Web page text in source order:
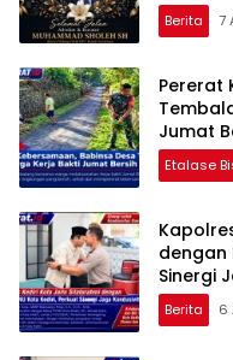
Berita 7
Pererat
Jumat
Etalase
dengan
Sinergi
Berita 6